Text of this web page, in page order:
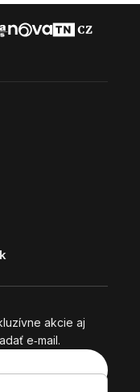
akcie aj
e‑mail.